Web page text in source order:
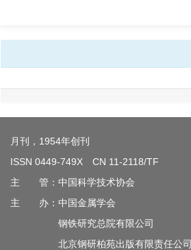
月刊，1954年创刊
ISSN 0449-749X CN 11-2118/TF
主 管：中国科学技术协会
主 办：中国金属学会
钢铁研究总院有限公司
北京钢研柏苑出版有限责任公司